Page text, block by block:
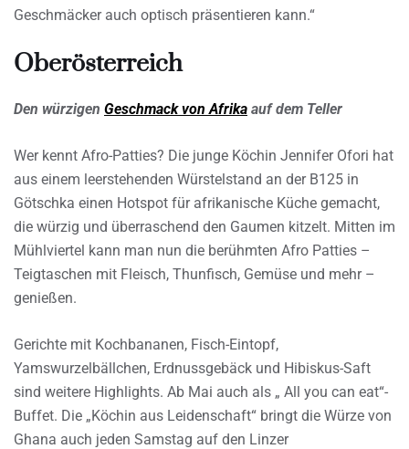
Geschmäcker auch optisch präsentieren kann.“
Oberösterreich
Den würzigen Geschmack von Afrika auf dem Teller
Wer kennt Afro-Patties? Die junge Köchin Jennifer Ofori hat
aus einem leerstehenden Würstelstand an der B125 in
Götschka einen Hotspot für afrikanische Küche gemacht,
die würzig und überraschend den Gaumen kitzelt. Mitten im
Mühlviertel kann man nun die berühmten Afro Patties –
Teigtaschen mit Fleisch, Thunfisch, Gemüse und mehr –
genießen.
Gerichte mit Kochbananen, Fisch-Eintopf,
Yamswurzelbällchen, Erdnussgebäck und Hibiskus-Saft
sind weitere Highlights. Ab Mai auch als „ All you can eat“-
Buffet. Die „Köchin aus Leidenschaft“ bringt die Würze von
Ghana auch jeden Samstag auf den Linzer